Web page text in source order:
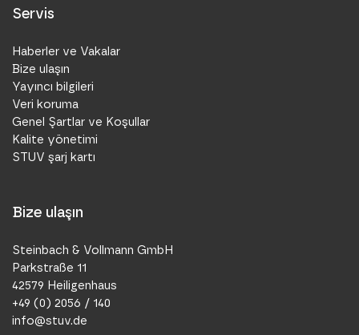
Servis
Haberler ve Vakalar
Bize ulaşın
Yayıncı bilgileri
Veri koruma
Genel Şartlar ve Koşullar
Kalite yönetimi
STUV şarj kartı
Bize ulaşın
Steinbach & Vollmann GmbH
Parkstraße 11
42579 Heiligenhaus
+49 (0) 2056 / 140
info@stuv.de